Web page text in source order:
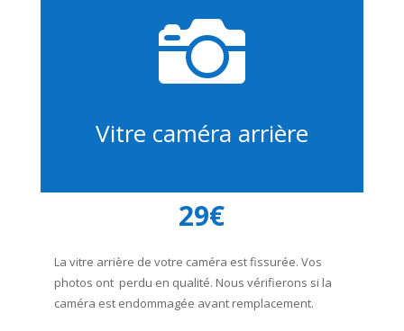

Vitre caméra arrière
29€
La vitre arrière de votre caméra est fissurée. Vos
photos ont perdu en qualité. Nous vérifierons si la
caméra est endommagée avant remplacement.